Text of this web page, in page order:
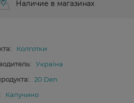
Наличие в магазинах
Колготки
Україна
20 Den
Капучино